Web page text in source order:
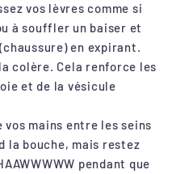
vos lèvres comme si
à souffler un baiser et
en expirant.
colère. Cela renforce les
et de la vésicule
vos mains entre les seins
la bouche, mais restez
pendant que